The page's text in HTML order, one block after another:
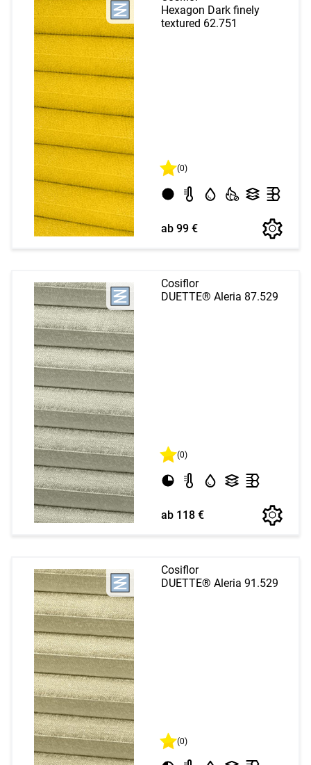
Hexagon Dark finely
textured 62.751
(0)
ab 99 €
Cosiflor
DUETTE® Aleria 87.529
(0)
ab 118 €
Cosiflor
DUETTE® Aleria 91.529
(0)